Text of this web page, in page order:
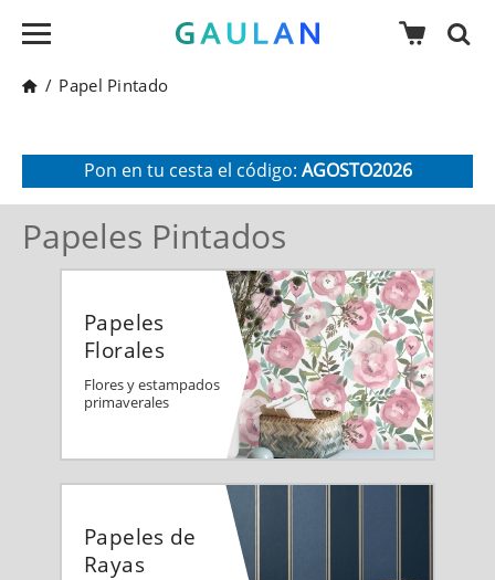
/ Papel Pintado
Pon en tu cesta el código: AGOSTO2026
Papeles Pintados
Papeles
Florales
Flores y estampados
primaverales
Papeles de
Rayas